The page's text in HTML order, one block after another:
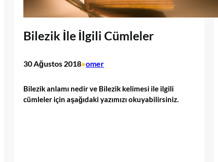
Bilezik İle İlgili Cümleler
30 Ağustos 2018•omer
Bilezik anlamı nedir ve Bilezik kelimesi ile ilgili
cümleler için aşağıdaki yazımızı okuyabilirsiniz.